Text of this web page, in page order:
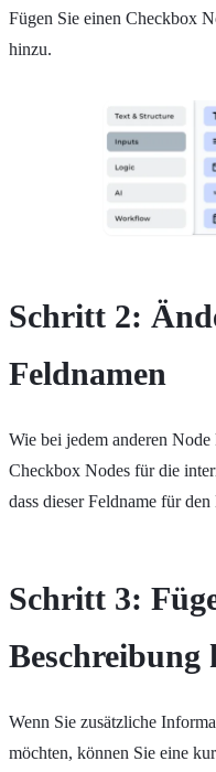
Fügen Sie einen Checkbox
hinzu.
Schritt 2:
Feldnamen
Wie bei jedem anderen
Checkbox Nodes für die
dass dieser Feldname für
Schritt 3:
Wenn Sie zusätzliche
möchten, können Sie eine